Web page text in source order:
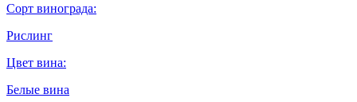
Сорт винограда:
Рислинг
Цвет вина:
Белые вина